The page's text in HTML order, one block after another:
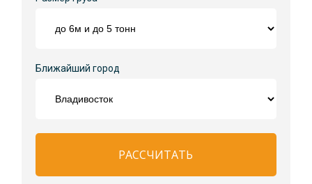
Ближайший город
РАССЧИТАТЬ